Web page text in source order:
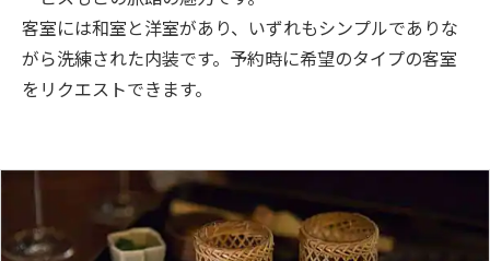
客室には和室と洋室があり、いずれもシンプルでありな
がら洗練された内装です。予約時に希望のタイプの客室
をリクエストできます。